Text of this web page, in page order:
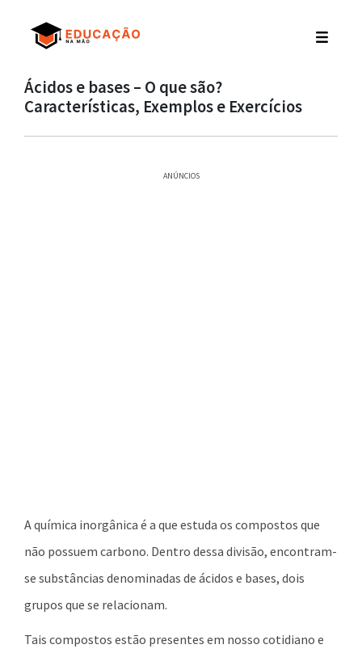
Ácidos e bases – O que são?
Características, Exemplos e Exercícios
ANÚNCIOS
A química inorgânica é a que estuda os compostos que
não possuem carbono. Dentro dessa divisão, encontram-
se substâncias denominadas de ácidos e bases, dois
grupos que se relacionam.
Tais compostos estão presentes em nosso cotidiano e